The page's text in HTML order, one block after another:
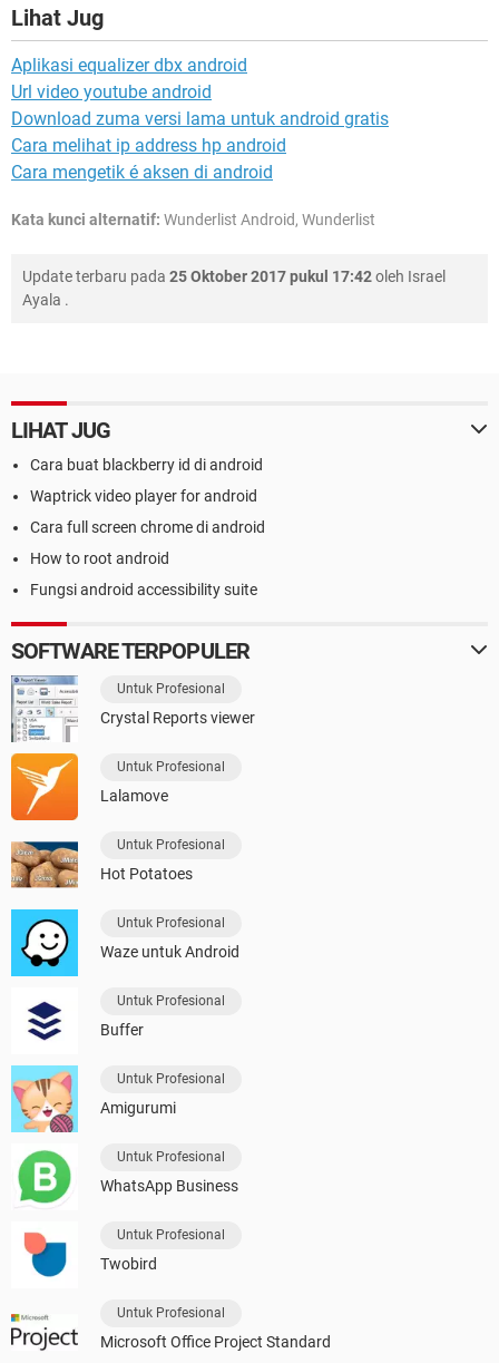
Lihat Jug
Aplikasi equalizer dbx android
Url video youtube android
Download zuma versi lama untuk android gratis
Cara melihat ip address hp android
Cara mengetik é aksen di android
Kata kunci alternatif: Wunderlist Android, Wunderlist
Update terbaru pada 25 Oktober 2017 pukul 17:42oleh Israel
Ayala .
LIHAT JUG
Cara buat blackberry id di android
Waptrick video player for android
Cara full screen chrome di android
How to root android
Fungsi android accessibility suite
SOFTWARE TERPOPULER
Untuk Profesional
Crystal Reports viewer
Untuk Profesional
Lalamove
Untuk Profesional
Hot Potatoes
Untuk Profesional
Waze untuk Android
Untuk Profesional
Buffer
Untuk Profesional
Amigurumi
Untuk Profesional
WhatsApp Business
Untuk Profesional
Twobird
Untuk Profesional
Microsoft Office Project Standard